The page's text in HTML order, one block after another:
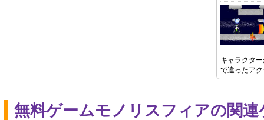
キャラクタ
で違ったア
無料ゲームモノリスフィアの関